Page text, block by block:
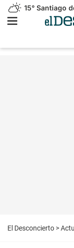
15° Santiago
El Desconcierto >